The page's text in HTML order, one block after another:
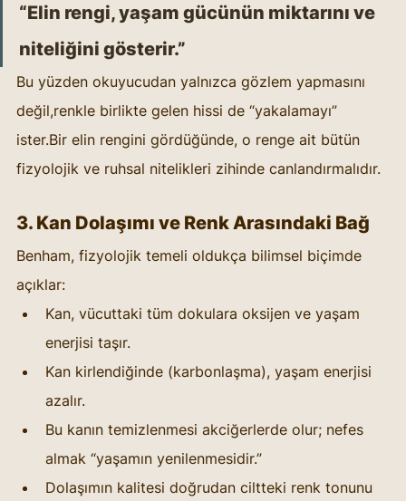
“Elin rengi, yaşam gücünün miktarını ve
niteliğini gösterir.”
Bu yüzden okuyucudan yalnızca gözlem yapmasını
değil,renkle birlikte gelen hissi de “yakalamayı”
ister.Bir elin rengini gördüğünde, o renge ait bütün
fizyolojik ve ruhsal nitelikleri zihinde canlandırmalıdır.
3. Kan Dolaşımı ve Renk Arasındaki Bağ
Benham, fizyolojik temeli oldukça bilimsel biçimde
açıklar:
Kan, vücuttaki tüm dokulara oksijen ve yaşam
enerjisi taşır.
Kan kirlendiğinde (karbonlaşma), yaşam enerjisi
azalır.
Bu kanın temizlenmesi akciğerlerde olur; nefes
almak “yaşamın yenilenmesidir.”
Dolaşımın kalitesi doğrudan ciltteki renk tonunu